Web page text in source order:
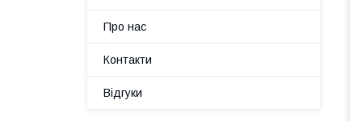
Про нас
Контакти
Відгуки